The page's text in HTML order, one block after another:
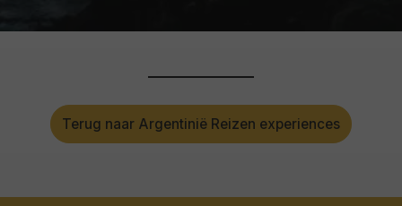
Terug naar Argentinië Reizen experiences